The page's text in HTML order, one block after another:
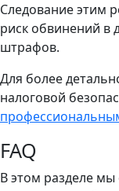
Следование этим
риск обвинений в
штрафов.
Для более
налоговой
FAQ
В этом разделе